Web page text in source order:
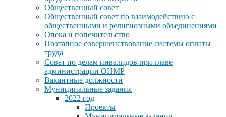
Общественный совет
Общественный совет по взаимодействию с
общественными и религиозными объединениями
Опека и попечительство
Поэтапное совершенствование системы оплаты
труда
Совет по делам инвалидов при главе
администрации ОНМР
Вакантные должности
Муниципальные задания
2022 год
Проекты